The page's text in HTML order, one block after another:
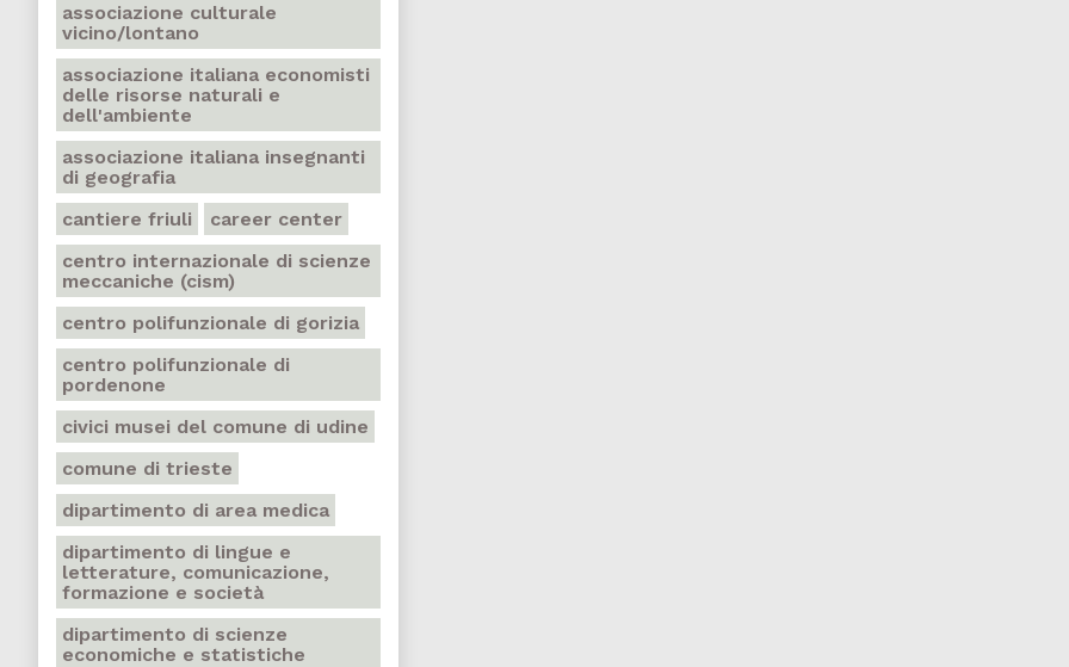
associazione culturale
vicino/lontano
associazione italiana economisti
delle risorse naturali e
dell'ambiente
associazione italiana insegnanti
di geografia
cantiere friuli
career center
centro internazionale di scienze
meccaniche (cism)
centro polifunzionale di gorizia
centro polifunzionale di
pordenone
civici musei del comune di udine
comune di trieste
dipartimento di area medica
dipartimento di lingue e
letterature, comunicazione,
formazione e società
dipartimento di scienze
economiche e statistiche